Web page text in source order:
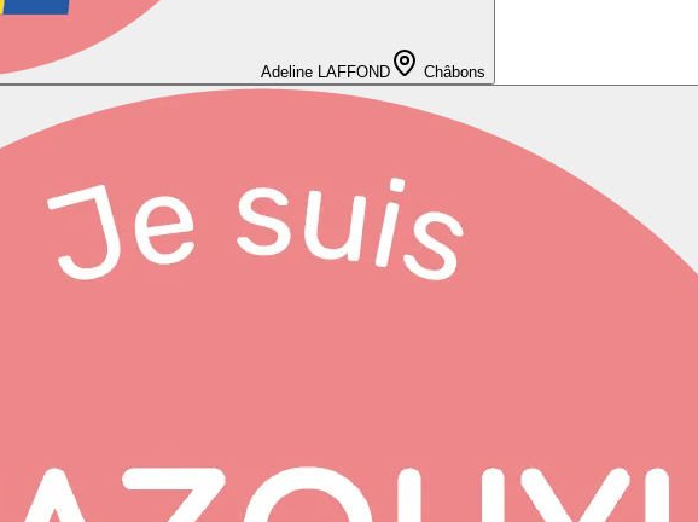
Adeline LAFFOND Châbons